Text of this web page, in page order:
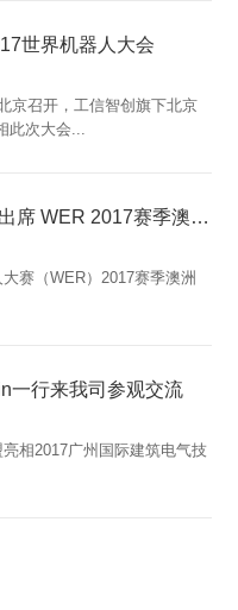
世界机器人大会
京召开，工信智创旗下北京
此次大会...
工信智创总经理李朱峰博士应邀出席 WER 2017赛季澳洲公开赛
赛（WER）2017赛季澳洲
一行来我司参观交流
相2017广州国际建筑电气技